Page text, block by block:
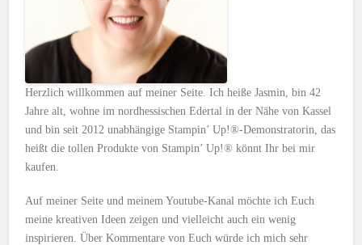
Herzlich willkommen auf meiner Seite. Ich heiße Jasmin, bin 42
Jahre alt, wohne im nordhessischen Edertal in der Nähe von Kassel
und bin seit 2012 unabhängige Stampin’ Up!®-Demonstratorin, das
heißt die tollen Produkte von Stampin’ Up!® könnt Ihr bei mir
kaufen.
Auf meiner Seite und meinem Youtube-Kanal möchte ich Euch
meine kreativen Ideen zeigen und vielleicht auch ein wenig
inspirieren. Über Kommentare von Euch würde ich mich sehr